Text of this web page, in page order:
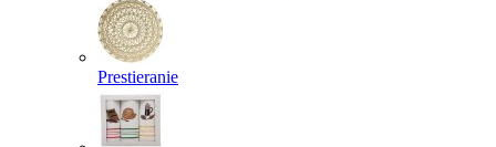
Prestieranie